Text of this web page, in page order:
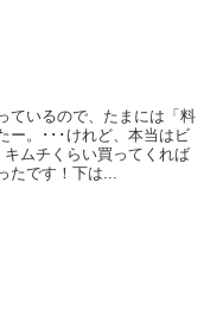
ているので、たまには「料
ー。･･･けれど、本当はビ
ムチくらい買ってくれば
たです！下は...